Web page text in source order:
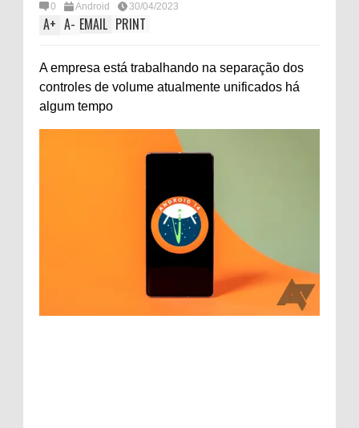
0 Android 30/04/2023
A+ A- EMAIL PRINT
A empresa está trabalhando na separação dos
controles de volume atualmente unificados há
algum tempo